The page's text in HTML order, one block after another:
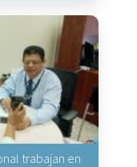
trabajan en